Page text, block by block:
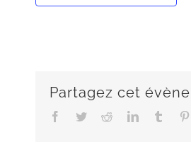
Partagez cet
Facebook
TwitterRedditLinkedIn